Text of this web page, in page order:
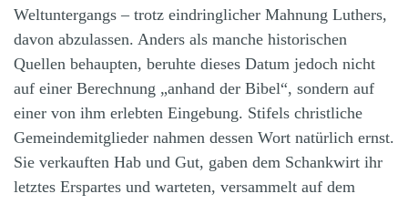
Weltuntergangs – trotz eindringlicher Mahnung Luthers,
davon abzulassen. Anders als manche historischen
Quellen behaupten, beruhte dieses Datum jedoch nicht
auf einer Berechnung „anhand der Bibel“, sondern auf
einer von ihm erlebten Eingebung. Stifels christliche
Gemeindemitglieder nahmen dessen Wort natürlich ernst.
Sie verkauften Hab und Gut, gaben dem Schankwirt ihr
letztes Erspartes und warteten, versammelt auf dem